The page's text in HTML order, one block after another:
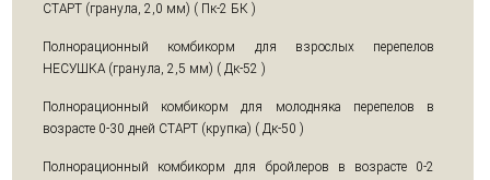
СТАРТ (гранула, 2,0 мм) ( Пк-2 БК )
Полнорационный комбикорм для взрослых перепелов
НЕСУШКА (гранула, 2,5 мм) ( Дк-52 )
Полнорационный комбикорм для молодняка перепелов в
возрасте 0-30 дней СТАРТ (крупка) ( Дк-50 )
Полнорационный комбикорм для бройлеров в возрасте 0-2